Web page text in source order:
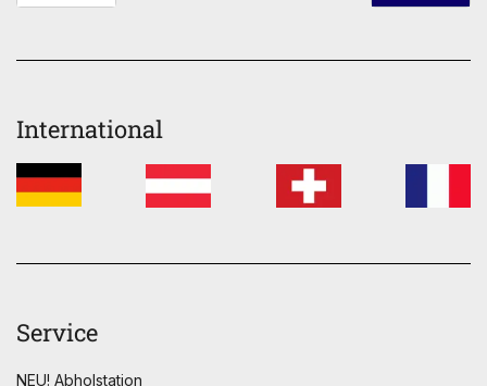
International
Service
NEU! Abholstation